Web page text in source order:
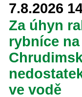
7.8.2026
Za úhyn
rybníce na
ve vodě